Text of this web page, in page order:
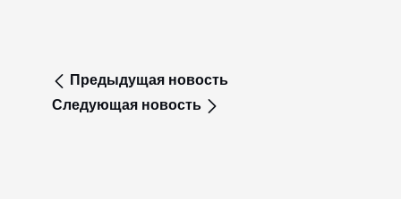
Предыдущая новость
Следующая новость